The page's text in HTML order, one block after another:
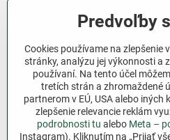
Všetko o nákupe
Ďakujeme za podporu
Sme slovenský e-shop
vďaka vám – ľuďom, ktorí
Predvoľby
Cookies používame na zlepšenie
stránky, analýzu jej výkonnosti a
používaní. Na tento účel
tretích strán a zhromaždené
partnerom v EÚ, USA alebo iných
zlepšenie relevancie reklám
podrobnosti tu alebo Meta –
Instagram). Kliknutím na „Prijať